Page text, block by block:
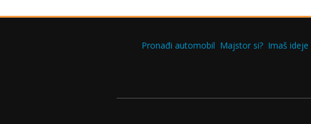
Pronađi automobil Majstor si? Imaš ideje